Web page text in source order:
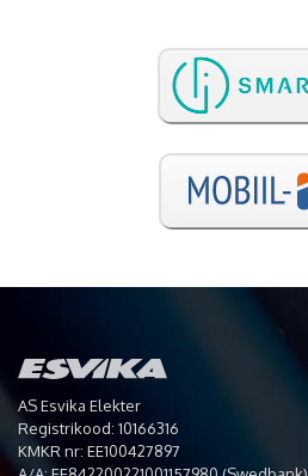
AS Esvika Elekter
Registrikood: 10166316
KMKR nr: EE100427897